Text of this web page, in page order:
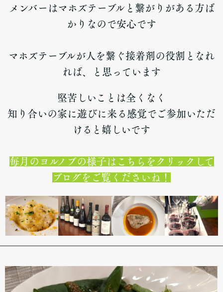
メンバーはマホズテーブルと繋がりがある方ば
かりなので安心です
マホズテーブルが人を繋ぐ接着剤の役割となれ
れば、と思っています
堅苦しいことは全くなく
知り合いの家に遊びに来る感覚でご参加いただ
けると嬉しいです
毎月のヨルノブの様子はこちらをクリックして
ブログをご覧くださいね！